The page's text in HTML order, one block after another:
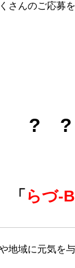
さんのご応募
? ?
「 らづ-
や地域に元気を